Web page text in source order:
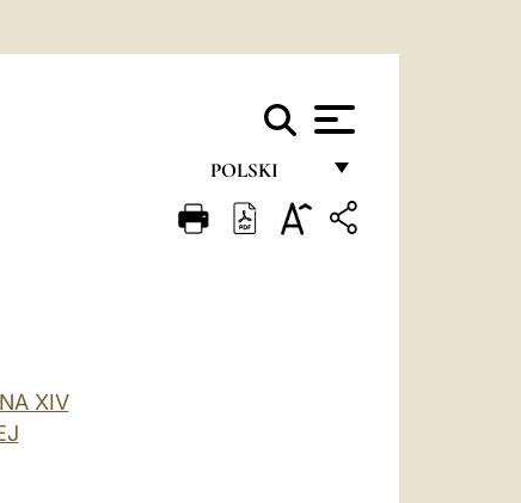
POLSKI
FRANÇAIS
XIV